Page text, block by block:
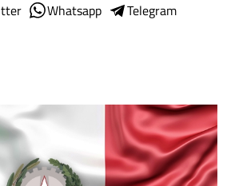
Whatsapp
Telegram